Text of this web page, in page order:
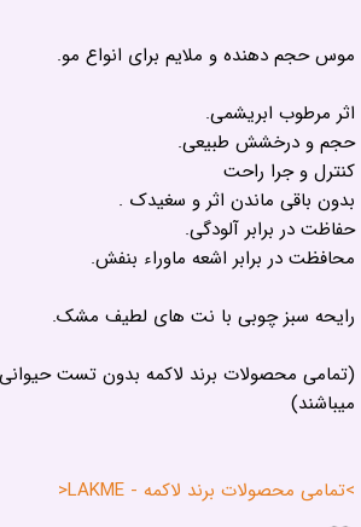
موس حجم دهنده و ملایم برای انواع مو.
اثر مرطوب ابریشمی.
حجم و درخشش طبیعی.
کنترل و جرا راحت
بدون باقی ماندن اثر و سغیدک .
حفاظت در برابر آلودگی.
محافظت در برابر اشعه ماوراء بنفش.
رایحه سبز چوبی با نت های لطیف مشک.
(تمامی محصولات برند لاکمه بدون تست
میباشند)
>تمامی محصولات برند لاکمه - LAKME<